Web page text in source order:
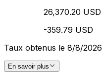
26,370.20 USD
-359.79 USD
Taux obtenus le 8/8/2026
En savoir plus